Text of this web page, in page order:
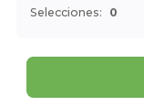
Selecciones: 0